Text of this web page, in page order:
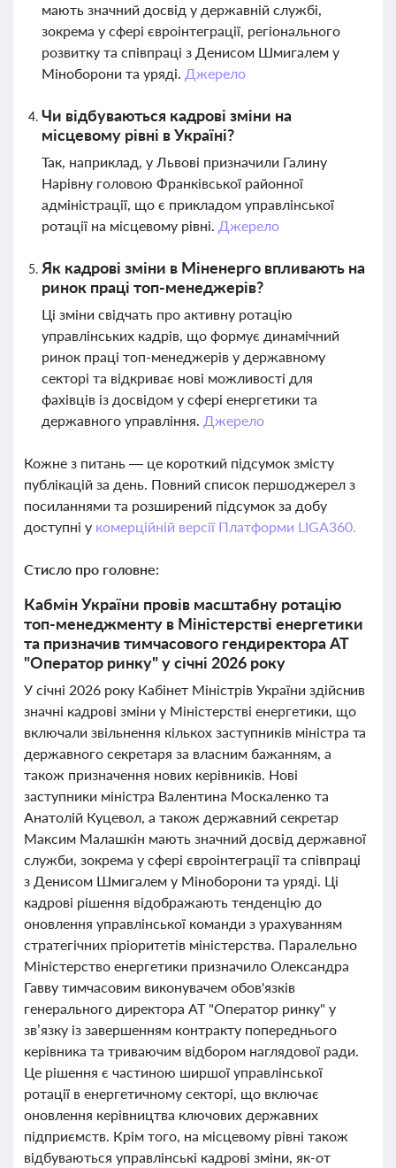
мають значний досвід у державній службі,
зокрема у сфері євроінтеграції, регіонального
розвитку та співпраці з Денисом Шмигалем у
Міноборони та уряді. Джерело
Чи відбуваються кадрові зміни на
місцевому рівні в Україні?
Так, наприклад, у Львові призначили Галину
Нарівну головою Франківської районної
адміністрації, що є прикладом управлінської
ротації на місцевому рівні. Джерело
Як кадрові зміни в Міненерго впливають на
ринок праці топ-менеджерів?
Ці зміни свідчать про активну ротацію
управлінських кадрів, що формує динамічний
ринок праці топ-менеджерів у державному
секторі та відкриває нові можливості для
фахівців із досвідом у сфері енергетики та
державного управління. Джерело
Кожне з питань — це короткий підсумок змісту
публікацій за день. Повний список першоджерел з
посиланнями та розширений підсумок за добу
доступні у комерційній версії Платформи LIGA360.
Стисло про головне:
Кабмін України провів масштабну ротацію
топ-менеджменту в Міністерстві енергетики
та призначив тимчасового гендиректора АТ
"Оператор ринку" у січні 2026 року
У січні 2026 року Кабінет Міністрів України здійснив
значні кадрові зміни у Міністерстві енергетики, що
включали звільнення кількох заступників міністра та
державного секретаря за власним бажанням, а
також призначення нових керівників. Нові
заступники міністра Валентина Москаленко та
Анатолій Куцевол, а також державний секретар
Максим Малашкін мають значний досвід державної
служби, зокрема у сфері євроінтеграції та співпраці
з Денисом Шмигалем у Міноборони та уряді. Ці
кадрові рішення відображають тенденцію до
оновлення управлінської команди з урахуванням
стратегічних пріоритетів міністерства. Паралельно
Міністерство енергетики призначило Олександра
Гавву тимчасовим виконувачем обов'язків
генерального директора АТ "Оператор ринку" у
зв’язку із завершенням контракту попереднього
керівника та триваючим відбором наглядової ради.
Це рішення є частиною ширшої управлінської
ротації в енергетичному секторі, що включає
оновлення керівництва ключових державних
підприємств. Крім того, на місцевому рівні також
відбуваються управлінські кадрові зміни, як-от